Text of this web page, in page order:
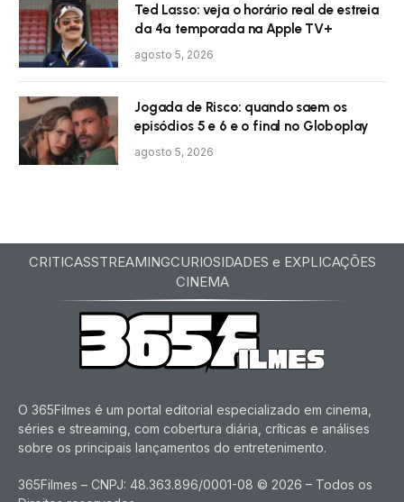
Ted Lasso: veja o horário real de estreia
da 4ª temporada na Apple TV+
agosto 5, 2026
Jogada de Risco: quando saem os
episódios 5 e 6 e o final no Globoplay
agosto 5, 2026
CRITICASSTREAMINGCURIOSIDADES e EXPLICAÇÕES
CINEMA
O 365Filmes é um portal editorial especializado em cinema,
séries e streaming, com cobertura diária, críticas e análises
sobre os principais lançamentos do entretenimento.
365Filmes – CNPJ: 48.363.896/0001-08 © 2026 – Todos os